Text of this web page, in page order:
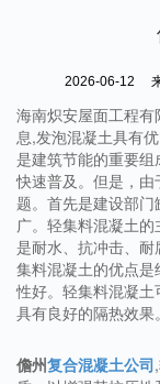
2026-06-12
海南炽安屋面工程
息,发泡混凝土具有
是建筑节能的重要
快速普及。但是，
题。首先是建设部
广。轻集料混凝土
是耐水、抗冲击、
集料混凝土的优点
性好。轻集料混凝
具有良好的隔热效果。
儋州复合混凝土公司